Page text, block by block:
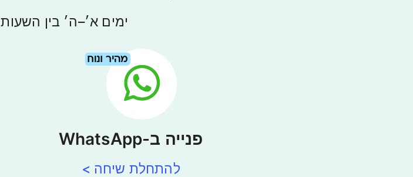
ימים א׳–ה׳ בין השעות 08:30 – 16:00
פנייה ב-WhatsApp
להתחלת שיחה >